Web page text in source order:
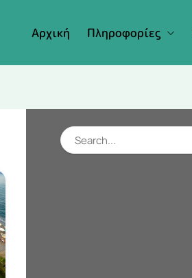
Αρχική Πληροφορίες